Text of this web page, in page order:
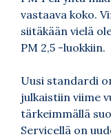
vastaava koko.
siitäkään vielä
PM 2,5 -luokkiin.
Uusi standardi
julkaistiin viime
tärkeimmällä
Servicellä on